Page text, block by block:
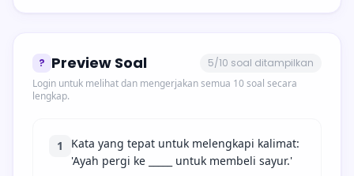
? Preview Soal
5/10 soal ditampilkan
Login untuk melihat dan mengerjakan semua 10 soal secara
lengkap.
1
Kata yang tepat untuk melengkapi kalimat:
'Ayah pergi ke _____ untuk membeli sayur.'